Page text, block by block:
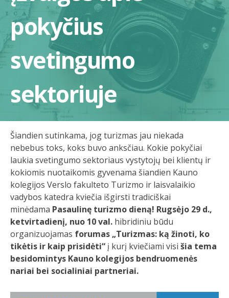
pokyčius
svetingumo
sektoriuje
Šiandien sutinkama, jog turizmas jau niekada
nebebus toks, koks buvo anksčiau. Kokie pokyčiai
laukia svetingumo sektoriaus vystytojų bei klientų ir
kokiomis nuotaikomis gyvenama šiandien Kauno
kolegijos Verslo fakulteto Turizmo ir laisvalaikio
vadybos katedra kviečia išgirsti tradiciškai
minėdama Pasaulinę turizmo dieną! Rugsėjo 29 d.,
ketvirtadienį, nuo 10 val. hibridiniu būdu
organizuojamas forumas „Turizmas: ką žinoti, ko
tikėtis ir kaip prisidėti“ į kurį kviečiami visi šia tema
besidomintys Kauno kolegijos bendruomenės
nariai bei socialiniai partneriai.